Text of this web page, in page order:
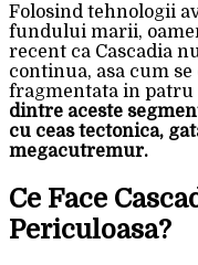
Folosind tehnologii
fundului marii,
recent ca Cascadia
continua, asa cum
fragmentata in patru
dintre aceste
cu ceas tectonica,
megacutremur.
Ce Face
Periculoasa?